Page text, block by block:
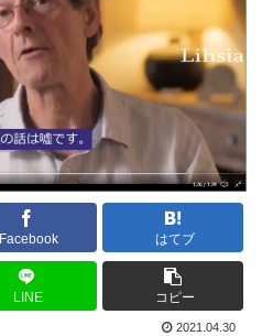
Facebook はてブ
LINE コピー
2021.04.30